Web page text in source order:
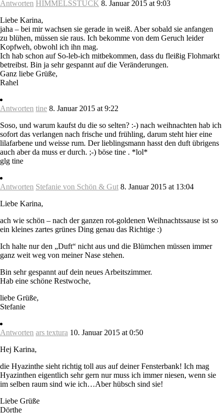
Antworten HIMMELSSTÜCK 8. Januar 2015 at 9:03
Liebe Karina,
jaha – bei mir wachsen sie gerade in weiß. Aber sobald sie anfangen
zu blühen, müssen sie raus. Ich bekomme von dem Geruch leider
Kopfweh, obwohl ich ihn mag.
Ich hab schon auf So-leb-ich mitbekommen, dass du fleißig Flohmarkt
betreibst. Bin ja sehr gespannt auf die Veränderungen.
Ganz liebe Grüße,
Rahel
Antworten tine 8. Januar 2015 at 9:22
Soso, und warum kaufst du die so selten? :-) nach weihnachten hab ich
sofort das verlangen nach frische und frühling, darum steht hier eine
lilafarbene und weisse rum. Der lieblingsmann hasst den duft übrigens
auch aber da muss er durch. ;-) böse tine . *lol*
glg tine
Antworten Stefanie von Schön & Gut 8. Januar 2015 at 13:04
Liebe Karina,
ach wie schön – nach der ganzen rot-goldenen Weihnachtssause ist so
ein kleines zartes grünes Ding genau das Richtige :)
Ich halte nur den „Duft“ nicht aus und die Blümchen müssen immer
ganz weit weg von meiner Nase stehen.
Bin sehr gespannt auf dein neues Arbeitszimmer.
Hab eine schöne Restwoche,
liebe Grüße,
Stefanie
Antworten ars textura 10. Januar 2015 at 0:50
Hej Karina,
die Hyazinthe sieht richtig toll aus auf deiner Fensterbank! Ich mag
Hyazinthen eigentlich sehr gern nur muss ich immer niesen, wenn sie
im selben raum sind wie ich…Aber hübsch sind sie!
Liebe Grüße
Dörthe